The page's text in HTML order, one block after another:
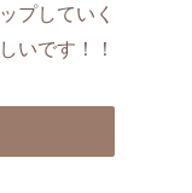
プしていく
いです！！